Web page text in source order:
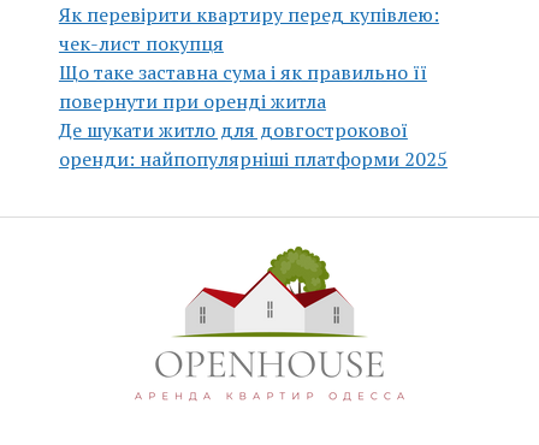
Як перевірити квартиру перед купівлею:
чек-лист покупця
Що таке заставна сума і як правильно її
повернути при оренді житла
Де шукати житло для довгострокової
оренди: найпопулярніші платформи 2025